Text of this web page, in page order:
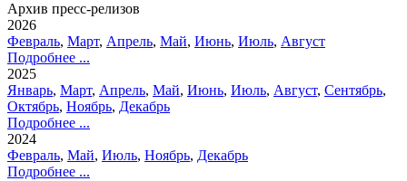
Архив пресс-релизов
2026
Февраль, Март, Апрель, Май, Июнь, Июль, Август
Подробнее ...
2025
Январь, Март, Апрель, Май, Июнь, Июль, Август, Сентябрь,
Октябрь, Ноябрь, Декабрь
Подробнее ...
2024
Февраль, Май, Июль, Ноябрь, Декабрь
Подробнее ...